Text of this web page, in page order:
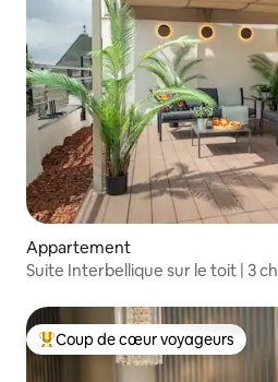
Appartement
Suite Interbellique sur le toit | 3
Coups de cœur voyageurs les
Coup de cœur voyageurs